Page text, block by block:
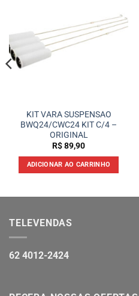
KIT VARA SUSPENSAO
BWQ24/CWC24 KIT C/4 –
ORIGINAL
R$89,90
ADICIONAR AO CARRINHO
TELEVENDAS
62 4012-2424